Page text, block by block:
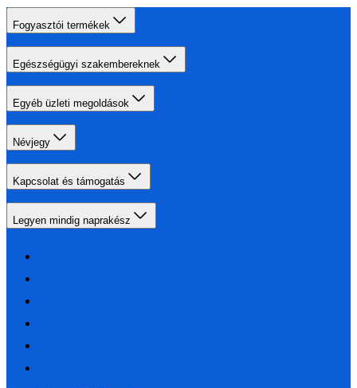
Fogyasztói termékek
Egészségügyi szakembereknek
Egyéb üzleti megoldások
Névjegy
Kapcsolat és támogatás
Legyen mindig naprakész